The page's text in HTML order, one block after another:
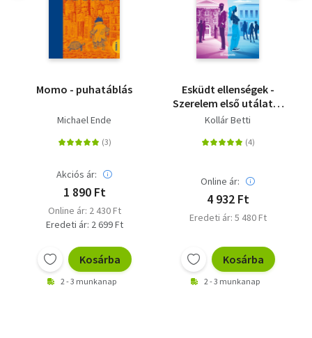
Momo - puhatáblás
Michael Ende
Akciós ár:
1 890 Ft
Online ár: 2 430 Ft
Eredeti ár: 2 699 Ft
Kosárba
2 - 3 munkanap
Esküdt ellenségek -
Szerelem első utálatra
1. - (Különleges kiadás)
Kollár Betti
Online ár:
4 932 Ft
Eredeti ár: 5 480 Ft
Kosárba
2 - 3 munkanap